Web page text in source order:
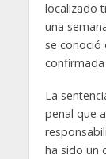
localizado
una
se conoció
La
penal que
ha sido un